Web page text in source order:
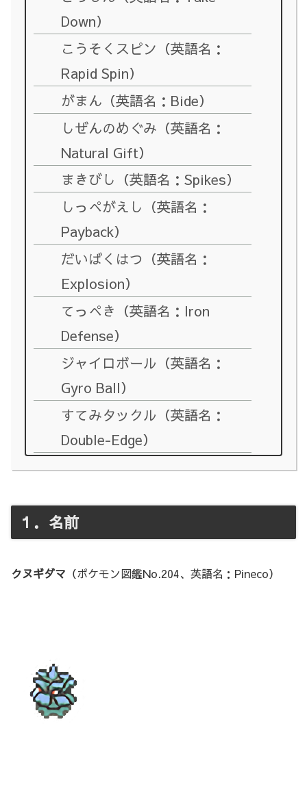
Down）
こうそくスピン（英語名：
Rapid Spin）
がまん（英語名：Bide）
しぜんのめぐみ（英語名：
Natural Gift）
まきびし（英語名：Spikes）
しっぺがえし（英語名：
Payback）
だいばくはつ（英語名：
Explosion）
てっぺき（英語名：Iron
Defense）
ジャイロボール（英語名：
Gyro Ball）
すてみタックル（英語名：
Double-Edge）
１．名前
クヌギダマ （ポケモン図鑑No.204、英語名：Pineco）